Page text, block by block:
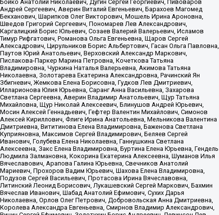
Бойко Анатолий Николаевич, Дугин Сергей Георгиевич, Пивоваров
Андрей Сергеевич, Аверин Виталий Евгеньевич, Барахоев Магомед
Бекханович, Шарипков Олег Викторович, Мошель Ирина Ароновна,
Шведов Григорий Сергеевич, Пономарев Лев Александрович,
Каргалицкий Борис Юльевич, Созаев Валерий Валерьевич, Исламов
Тимур Рифгатович, Романова Ольга Евгеньевна, Щаров Сергей
Алексадрович, Цирульников Борис Альбертович, Гасан Ольга Павловна,
Паутов Юрий Анатольевич, Верховский Александр Маркович,
Пислакова-Паркер Марина Петровна, Кочеткова Татьяна
Владимировна, Чуркина Наталья Валерьевна, Акимова Татьяна
Николаевна, Золотарева Екатерина Александровна, Рачинский Ян
Збигневич, Жемкова Елена Борисовна, Гудков Лев Дмитриевич,
Илларионова Юлия Юрьевна, Саранг Анна Васильевна, Захарова
Светлана Сергеевна, Аверин Владимир Анатольевич, Щур Татьяна
Михайловна, Щур Николай Алексеевич, Блинушов Андрей Юрьевич,
Мосин Алексей Геннадьевич, Гефтер Валентин Михайлович, Симонов
Алексей Кириллович, Флиге Ирина Анатольевна, Мельникова Валентина
Дмитриевна, Вититинова Елена Владимировна, Баженова Светлана
Куприяновна, Максимов Сергей Владимирович, Беляев Сергей
Иванович, Голубева Елена Николаевна, Ганнушкина Светлана
Алексеевна, Закс Елена Владимировна, Буртина Елена Юрьевна, Гендель
Людмила Залмановна, Кокорина Екатерина Алексеевна, Шуманов Илья
Вячеславович, Арапова Галина Юрьевна, Свечников Анатолий
Мариевич, Прохоров Вадим Юрьевич, Шахова Елена Владимировна,
Подузов Сергей Васильевич, Протасова Ирина Вячеславовна,
Литинский Леонид Борисович, Лукашевский Сергей Маркович, Бахмин
Вячеслав Иванович, Шабад Анатолий Ефимович, Сухих Дарья
Николаевна, Орлов Олег Петрович, Добровольская Анна Дмитриевна,
Королева Александра Евгеньевна, Смирнов Владимир Александрович,